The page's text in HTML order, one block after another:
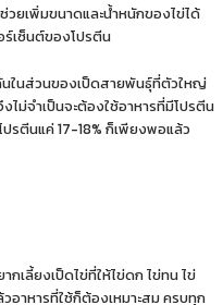
วยเพิ่มขนาดและน้ําหนักของไข่ได้
ร์เซ็นต์ของโปรตีน
นในส่วนของเป็ดสายพันธุ์ที่ตัวใหญ่
ไม่จําเป็นจะต้องใช้อาหารที่มีโปรตีน
รตีนแค่ 17-18% ก็เพียงพอแล้ว
กเลี้ยงเป็ดไข่ที่ให้ไข่ดก ไข่ทน ไข่
อาหารที่ใช้ก็ต้องเหมาะสม ครบทุก